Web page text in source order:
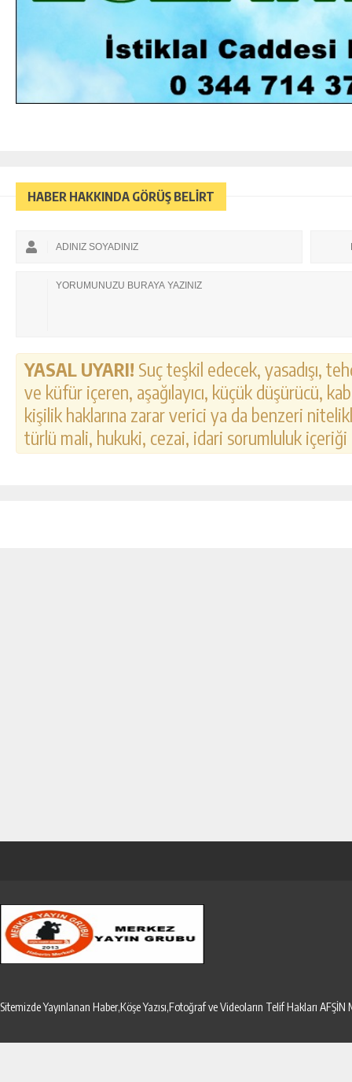
HABER HAKKINDA GÖRÜŞ BELİRT
YASAL UYARI! Suç teşkil edecek, yasadışı,
ve küfür içeren, aşağılayıcı, küçük düşürücü,
kişilik haklarına zarar verici ya da benzeri
türlü mali, hukuki, cezai, idari sorumluluk
Sitemizde Yayınlanan Haber,Köşe Yazısı,Fotoğraf ve Videoların Telif Hakları